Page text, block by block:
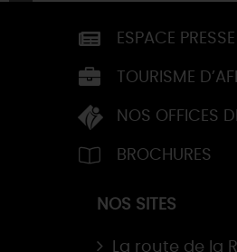
ESPACE PRESSE
TOURISME
NOS OFFICES
BROCHURES
NOS SITES
La route de la